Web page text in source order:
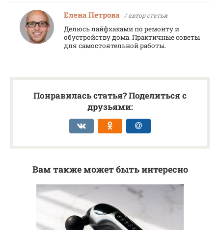
Елена Петрова / автор статьи
Делюсь лайфхаками по ремонту и
обустройству дома. Практичные советы
для самостоятельной работы.
Понравилась статья? Поделиться с
друзьями:
Вам также может быть интересно